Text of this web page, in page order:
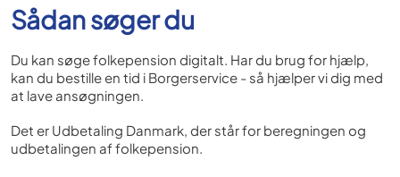
Sådan søger du
Du kan søge folkepension digitalt. Har du brug for hjælp,
kan du bestille en tid i Borgerservice - så hjælper vi dig med
at lave ansøgningen.
Det er Udbetaling Danmark, der står for beregningen og
udbetalingen af folkepension.